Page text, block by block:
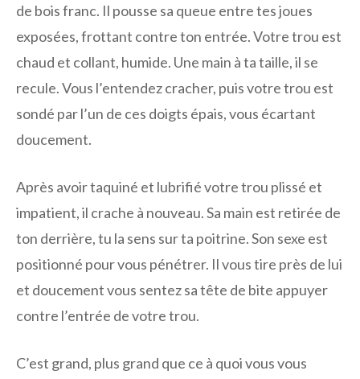
de bois franc. Il pousse sa queue entre tes joues
exposées, frottant contre ton entrée. Votre trou est
chaud et collant, humide. Une main à ta taille, il se
recule. Vous l’entendez cracher, puis votre trou est
sondé par l’un de ces doigts épais, vous écartant
doucement.
Après avoir taquiné et lubrifié votre trou plissé et
impatient, il crache à nouveau. Sa main est retirée de
ton derrière, tu la sens sur ta poitrine. Son sexe est
positionné pour vous pénétrer. Il vous tire près de lui
et doucement vous sentez sa tête de bite appuyer
contre l’entrée de votre trou.
C’est grand, plus grand que ce à quoi vous vous